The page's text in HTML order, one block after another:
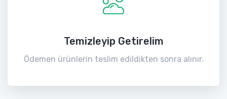
Temizleyip Getirelim
Ödemen ürünlerin teslim edildikten sonra alınır.